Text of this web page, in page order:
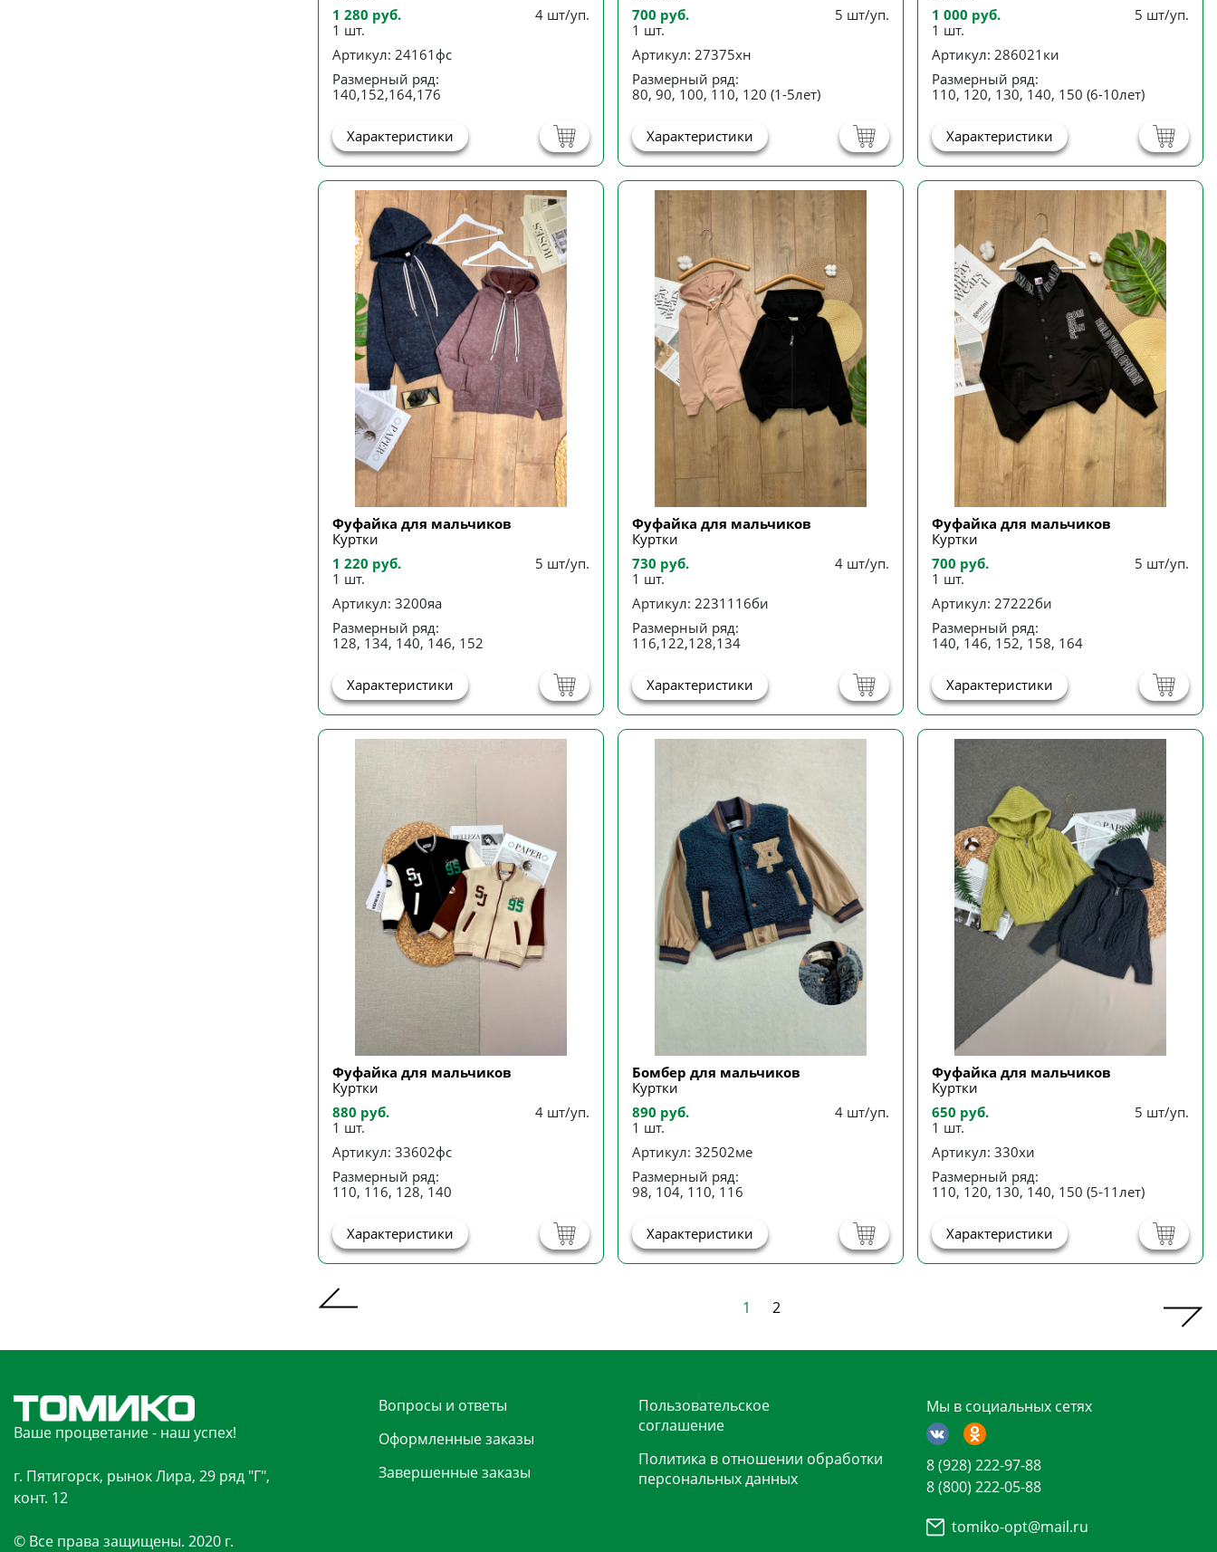
1 280 руб.
1 шт.
4 шт/уп.
Артикул: 24161фс
Размерный ряд:
140,152,164,176
Характеристики
700 руб.
1 шт.
5 шт/уп.
Артикул: 27375хн
Размерный ряд:
80, 90, 100, 110, 120 (1-5лет)
Характеристики
1 000 руб.
1 шт.
5 шт/уп.
Артикул: 286021ки
Размерный ряд:
110, 120, 130, 140, 150 (6-10лет)
Характеристики
Фуфайка для мальчиков
Куртки
1 220 руб.
1 шт.
5 шт/уп.
Артикул: 3200яа
Размерный ряд:
128, 134, 140, 146, 152
Характеристики
Фуфайка для мальчиков
Куртки
730 руб.
1 шт.
4 шт/уп.
Артикул: 2231116би
Размерный ряд:
116,122,128,134
Характеристики
Фуфайка для мальчиков
Куртки
700 руб.
1 шт.
5 шт/уп.
Артикул: 27222би
Размерный ряд:
140, 146, 152, 158, 164
Характеристики
Фуфайка для мальчиков
Куртки
880 руб.
1 шт.
4 шт/уп.
Артикул: 33602фс
Размерный ряд:
110, 116, 128, 140
Характеристики
Бомбер для мальчиков
Куртки
890 руб.
1 шт.
4 шт/уп.
Артикул: 32502ме
Размерный ряд:
98, 104, 110, 116
Характеристики
Фуфайка для мальчиков
Куртки
650 руб.
1 шт.
5 шт/уп.
Артикул: 330хи
Размерный ряд:
110, 120, 130, 140, 150 (5-11лет)
Характеристики
1 2
Ваше процветание - наш успех!
г. Пятигорск, рынок Лира, 29 ряд "Г",
конт. 12
© Все права защищены. 2020 г.
Вопросы и ответы
Оформленные заказы
Завершенные заказы
Пользовательское
соглашение
Политика в отношении обработки
персональных данных
Мы в социальных сетях
8 (928) 222-97-88
8 (800) 222-05-88
tomiko-opt@mail.ru